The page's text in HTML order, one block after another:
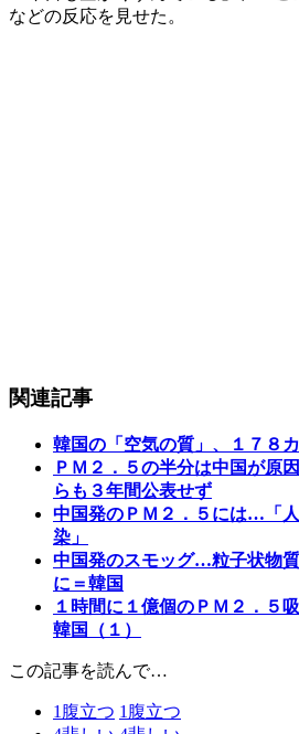
などの反応を見せた。
関連記事
韓国の「空気の質」、１７８
ＰＭ２．５の半分は中国が原
らも３年間公表せず
中国発のＰＭ２．５には…「
染」
中国発のスモッグ…粒子状物
に＝韓国
１時間に１億個のＰＭ２．５
韓国（１）
この記事を読んで…
1 腹立つ 1 腹立つ